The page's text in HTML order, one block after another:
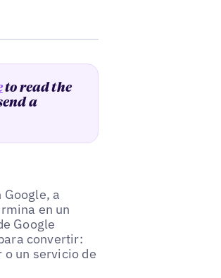
to read the
a
a
en un
Google
convertir:
o un servicio de